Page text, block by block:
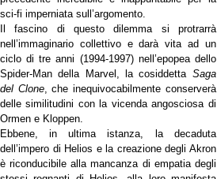
sci-fi imperniata sull’argomento.
Il fascino di questo dilemma si protrarrà
nell’immaginario collettivo e darà vita ad un
ciclo di tre anni (1994-1997) nell’epopea dello
Spider-Man della Marvel, la cosiddetta Saga
del Clone, che inequivocabilmente conserverà
delle similitudini con la vicenda angosciosa di
Ormen e Kloppen.
Ebbene, in ultima istanza, la decaduta
dell’impero di Helios e la creazione degli Akron
è riconducibile alla mancanza di empatia degli